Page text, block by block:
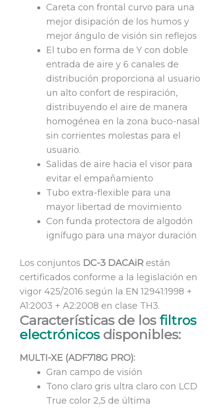
Careta con frontal curvo para una
mejor disipación de los humos y
mejor ángulo de visión sin reflejos
El tubo en forma de Y con doble
entrada de aire y 6 canales de
distribución proporciona al usuario
un alto confort de respiración,
distribuyendo el aire de manera
homogénea en la zona buco-nasal
sin corrientes molestas para el
usuario.
Salidas de aire hacia el visor para
evitar el empañamiento
Tubo extra-flexible para una
mayor libertad de movimiento
Con funda protectora de algodón
ignífugo para una mayor duración
Los conjuntos DC-3 DACAiR están
certificados conforme a la legislación en
vigor 425/2016 según la EN 12941:1998 +
A1:2003 + A2:2008 en clase TH3.
Características de los filtros
electrónicos disponibles:
MULTI-XE (ADF718G PRO):
Gran campo de visión
Tono claro gris ultra claro con LCD
True color 2,5 de última